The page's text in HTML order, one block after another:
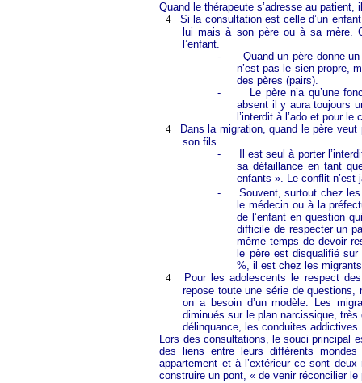
Quand le thérapeute s’adresse au
4
Si la consultation est celle d’un
lui mais à son père ou à sa mère.
l’enfant.
-
Quand un père donne
n’est pas le sien propre,
des pères (pairs).
-
Le père n’a qu’une
absent il y aura toujours
l’interdit à l’ado et pour le
4
Dans la migration, quand le père
son fils.
-
Il est seul à porter
sa défaillance en tant
enfants ». Le conflit n’est
-
Souvent, surtout chez
le médecin ou à la
de l’enfant en question
difficile de respecter un
même temps de devoir
le père est disqualifié
%, il est chez les
4
Pour les adolescents le respect
repose toute une série de
on a besoin d’un modèle. Les
diminués sur le plan narcissique,
délinquance, les conduites addictives.
Lors des consultations, le souci principal
des liens entre leurs différents
appartement et à l’extérieur ce sont
construire un pont, « de venir réconcilier